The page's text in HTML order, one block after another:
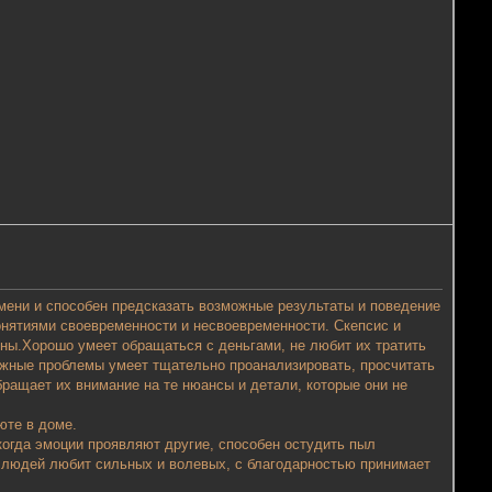
и способен предсказать возможные результаты и поведение
своевременности и несвоевременности. Скепсис и
Хорошо умеет обращаться с деньгами, не любит их тратить
проблемы умеет тщательно проанализировать, просчитать
их внимание на те нюансы и детали, которые они не
в доме.
эмоции проявляют другие, способен остудить пыл
любит сильных и волевых, с благодарностью принимает